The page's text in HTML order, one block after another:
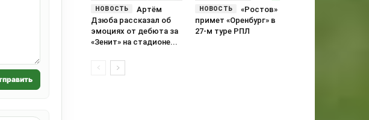
Артём
Дзюба рассказал об
эмоциях от дебюта за
«Зенит» на стадионе...
«Ростов»
примет «Оренбург» в
27-м туре РПЛ